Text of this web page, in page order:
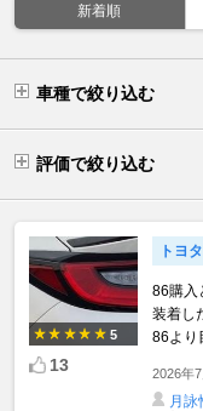
新着順
車種で絞り込む
評価で絞り込む
5
13
トヨ
86購入
装着し
86より
2026年
月詠